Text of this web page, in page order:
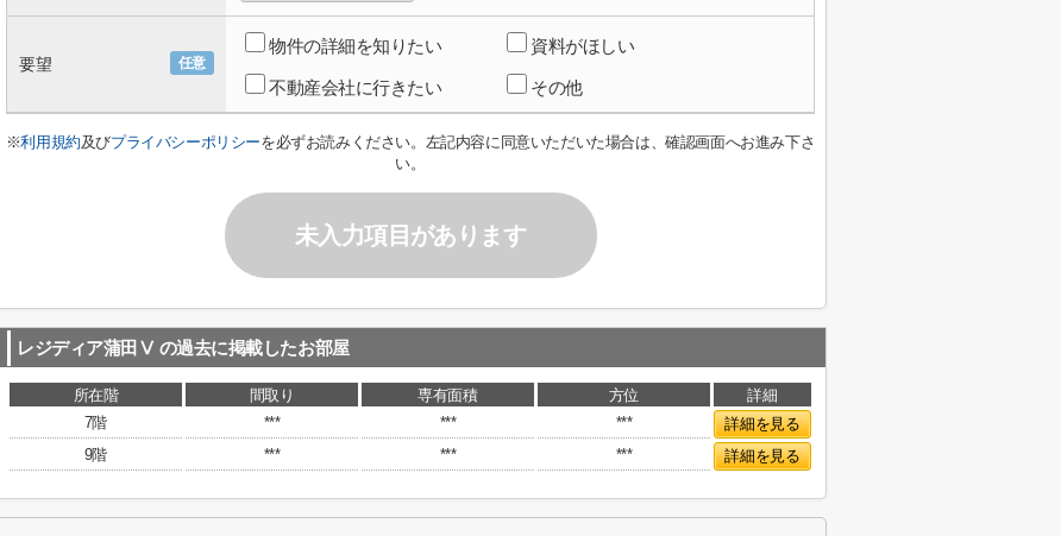
任意
要望
物件の詳細を知りたい 資料がほしい
不動産会社に行きたい その他
※利用規約及びプライバシーポリシーを必ずお読みください。左記内容に同意いただいた場合は、確認画面へお進み下さ
い。
未入力項目があります
レジディア蒲田Ⅴ の過去に掲載したお部屋
所在階 間取り 専有面積 方位
詳細
7階
*** *** ***
詳細を見る
9階
*** *** *** 詳細を見る